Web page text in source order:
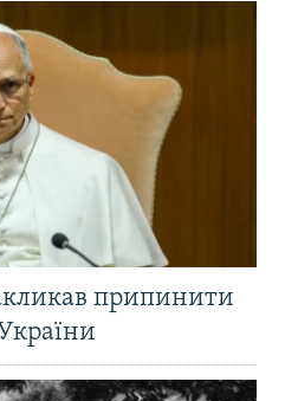
припинити